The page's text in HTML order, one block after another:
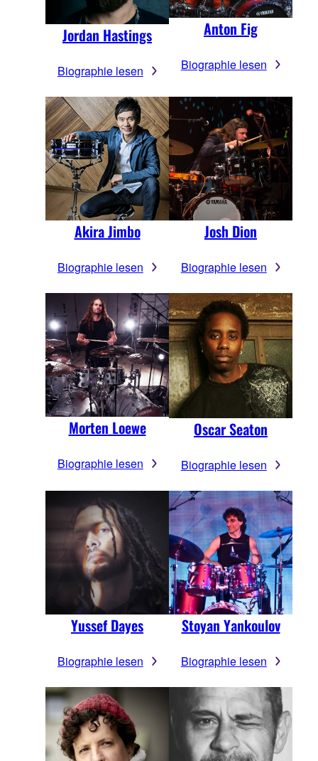
Jordan Hastings
Biographie lesen
Anton Fig
Biographie lesen
Akira Jimbo
Biographie lesen
Josh Dion
Biographie lesen
Morten Loewe
Biographie lesen
Oscar Seaton
Biographie lesen
Yussef Dayes
Biographie lesen
Stoyan Yankoulov
Biographie lesen